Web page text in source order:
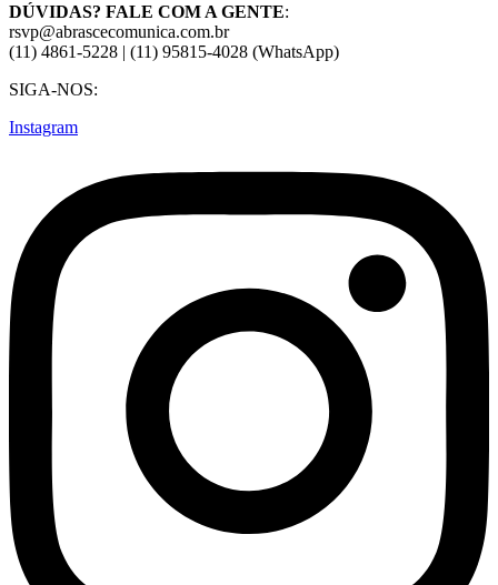
DÚVIDAS? FALE COM A GENTE:
rsvp@abrascecomunica.com.br
(11) 4861-5228 | (11) 95815-4028 (WhatsApp)
SIGA-NOS:
Instagram